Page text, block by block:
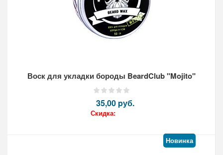
Воск для укладки бороды BeardClub "Mojito"
35,00 pуб.
Скидка:
Новинка